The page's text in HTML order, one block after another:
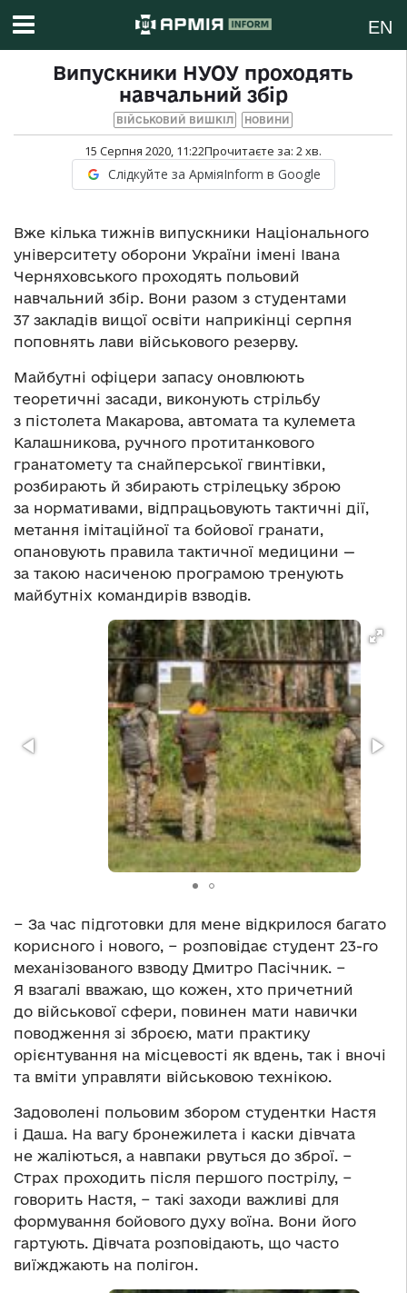
EN
Випускники НУОУ проходять
навчальний збір
ВІЙСЬКОВИЙ ВИШКІЛ НОВИНИ
15 Серпня 2020, 11:22Прочитаєте за: 2хв.
Слідкуйте за АрміяInform в Google
Вже кілька тижнів випускники Національного
університету оборони України імені Івана
Черняховського проходять польовий
навчальний збір. Вони разом з студентами
37 закладів вищої освіти наприкінці серпня
поповнять лави військового резерву.
Майбутні офіцери запасу оновлюють
теоретичні засади, виконують стрільбу
з пістолета Макарова, автомата та кулемета
Калашникова, ручного протитанкового
гранатомету та снайперської гвинтівки,
розбирають й збирають стрілецьку зброю
за нормативами, відпрацьовують тактичні дії,
метання імітаційної та бойової гранати,
опановують правила тактичної медицини —
за такою насиченою програмою тренують
майбутніх командирів взводів.
− За час підготовки для мене відкрилося багато
корисного і нового, − розповідає студент 23-го
механізованого взводу Дмитро Пасічник. −
Я взагалі вважаю, що кожен, хто причетний
до військової сфери, повинен мати навички
поводження зі зброєю, мати практику
орієнтування на місцевості як вдень, так і вночі
та вміти управляти військовою технікою.
Задоволені польовим збором студентки Настя
і Даша. На вагу бронежилета і каски дівчата
не жаліються, а навпаки рвуться до зброї. −
Страх проходить після першого пострілу, −
говорить Настя, − такі заходи важливі для
формування бойового духу воїна. Вони його
гартують. Дівчата розповідають, що часто
виїжджають на полігон.